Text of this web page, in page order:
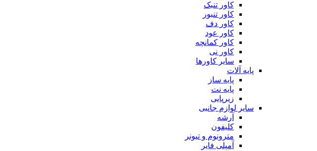
کاور تنبک
کاور تنبور
کاور دف
کاور عود
کاور کمانچه
کاور نی
سایر کاورها
پایه آلات
پایه ساز
پایه نت
زیرپایی
سایر لوازم جانبی
آرشه
کلیفون
مترونوم و تیونر
آمپلی فایر